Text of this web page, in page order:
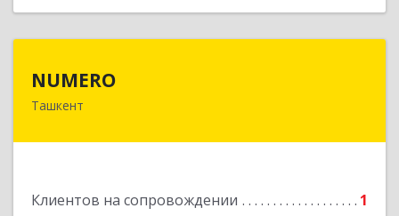
NUMERO
Ташкент
Клиентов на сопровождении
1
УЗБЕКИСТАН , г. Ташкент, Хамзинский район,